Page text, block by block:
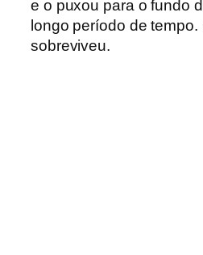
e o puxou para o fundo
longo período de tempo.
sobreviveu.